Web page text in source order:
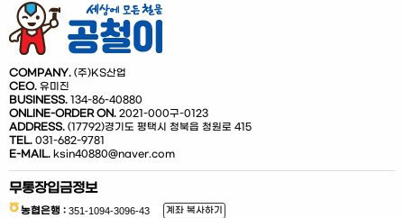
COMPANY. (주)KS산업
CEO. 유미진
BUSINESS. 134-86-40880
ONLINE-ORDER ON. 2021-000구-0123
ADDRESS. (17792)경기도 평택시 청북읍 청원로 415
TEL. 031-682-9781
E-MAIL. ksin40880@naver.com
무통장입금정보
농협은행 : 계좌 복사하기